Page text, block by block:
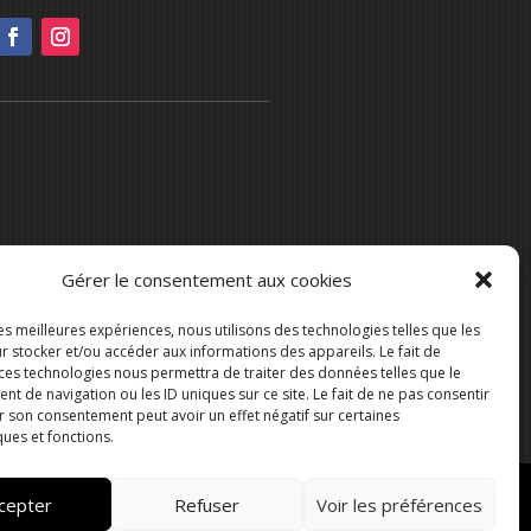
Gérer le consentement aux cookies
meilleures expériences, nous utilisons des technologies telles que les
stocker et/ou accéder aux informations des appareils. Le fait de
technologies nous permettra de traiter des données telles que le
de navigation ou les ID uniques sur ce site. Le fait de ne pas consentir
son consentement peut avoir un effet négatif sur certaines
et fonctions.
Refuser Voir les préférences